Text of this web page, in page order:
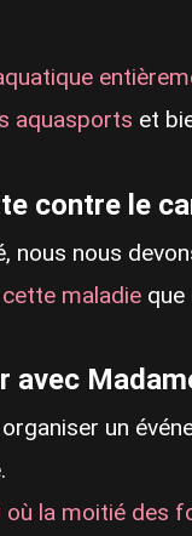
aquasports et
contre le
nous nous
maladie que
avec
un
la moitié des